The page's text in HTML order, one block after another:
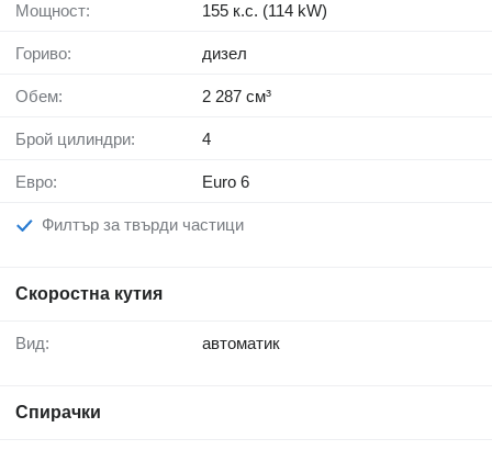
Мощност: 155 к.с. (114 kW)
Гориво: дизел
Обем: 2 287 см³
Брой цилиндри: 4
Евро: Euro 6
Филтър за твърди частици
Скоростна кутия
Вид: автоматик
Спирачки